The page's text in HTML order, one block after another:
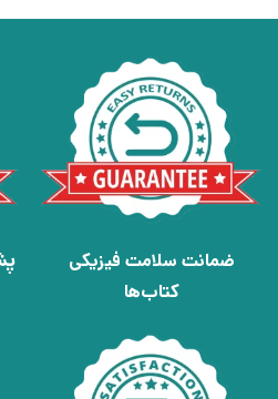
ضمانت سلامت فیزیکی
کتاب‌ها